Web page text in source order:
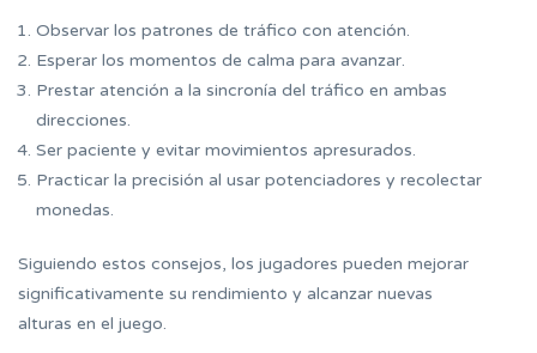
Observar los patrones de tráfico con atención.
Esperar los momentos de calma para avanzar.
Prestar atención a la sincronía del tráfico en ambas
direcciones.
Ser paciente y evitar movimientos apresurados.
Practicar la precisión al usar potenciadores y recolectar
monedas.
Siguiendo estos consejos, los jugadores pueden mejorar
significativamente su rendimiento y alcanzar nuevas
alturas en el juego.